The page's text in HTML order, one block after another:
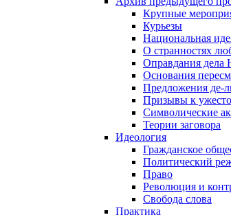
Крупные
Курьезы
Национальная
О странностях
Оправдания
Основания
Предложения де-
Призывы к
Символические
Теории заговора
Идеология
Гражданское
Политический
Право
Революция и
Свобода слова
Практика